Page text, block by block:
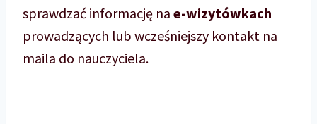
sprawdzać informację na e-wizytówkach
prowadzących lub wcześniejszy kontakt na
maila do nauczyciela.